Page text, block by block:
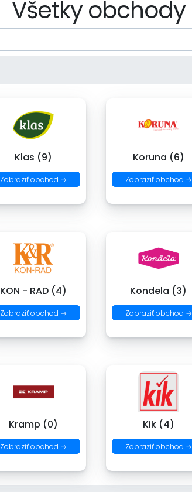
Všetky obchody
Klas (9)
Zobraziť obchod →
Koruna (6)
Zobraziť obchod →
KON - RAD (4)
Zobraziť obchod →
Kondela (3)
Zobraziť obchod →
Kramp (0)
Zobraziť obchod →
Kik (4)
Zobraziť obchod →